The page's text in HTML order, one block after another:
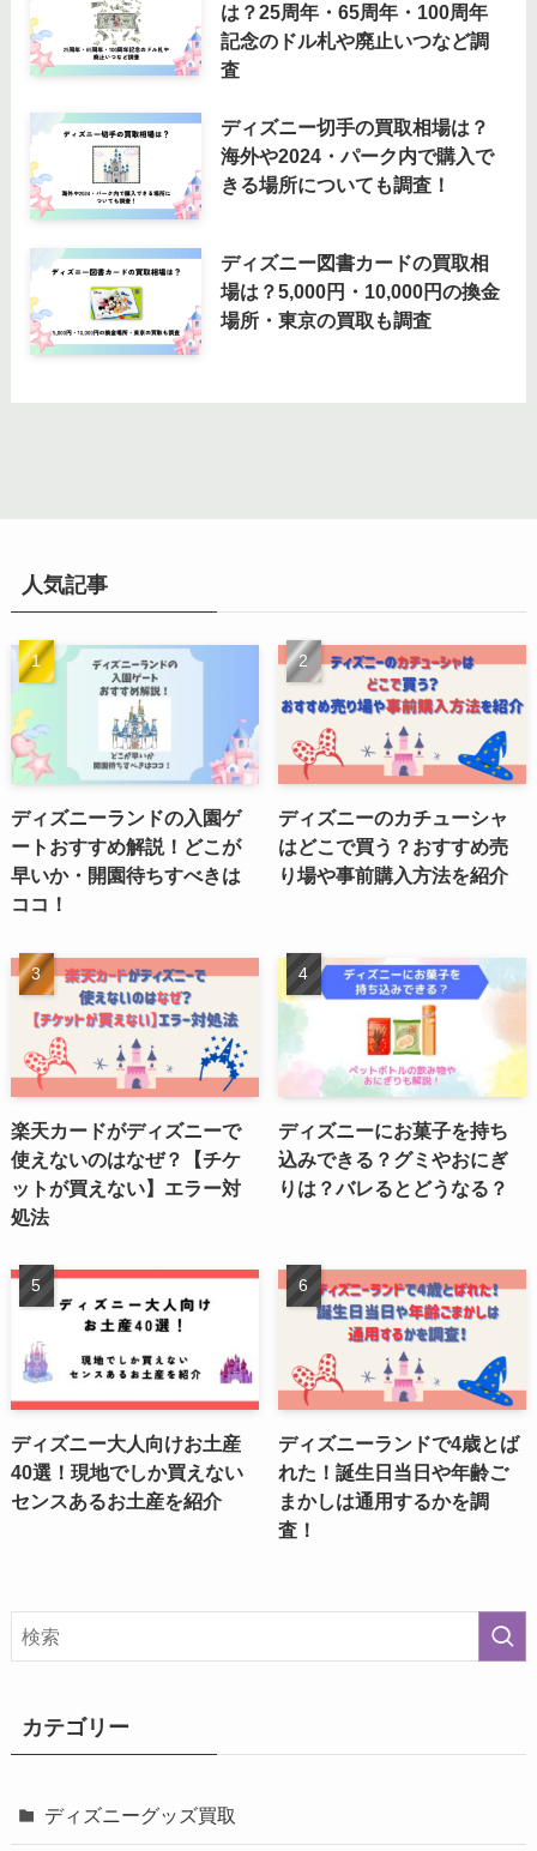
は？25周年・65周年・100周年
記念のドル札や廃止いつなど調
査
ディズニー切手の買取相場は？
海外や2024・パーク内で購入で
きる場所についても調査！
ディズニー図書カードの買取相
場は？5,000円・10,000円の換金
場所・東京の買取も調査
人気記事
ディズニーランドの入園ゲ
ートおすすめ解説！どこが
早いか・開園待ちすべきは
ココ！
ディズニーのカチューシャ
はどこで買う？おすすめ売
り場や事前購入方法を紹介
楽天カードがディズニーで
使えないのはなぜ？【チケ
ットが買えない】エラー対
処法
ディズニーにお菓子を持ち
込みできる？グミやおにぎ
りは？バレるとどうなる？
ディズニー大人向けお土産
40選！現地でしか買えない
センスあるお土産を紹介
ディズニーランドで4歳とば
れた！誕生日当日や年齢ご
まかしは通用するかを調
査！
カテゴリー
ディズニーグッズ買取